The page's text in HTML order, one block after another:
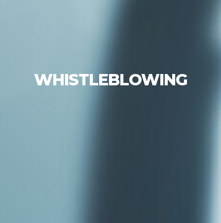
WHISTLEBLOWING